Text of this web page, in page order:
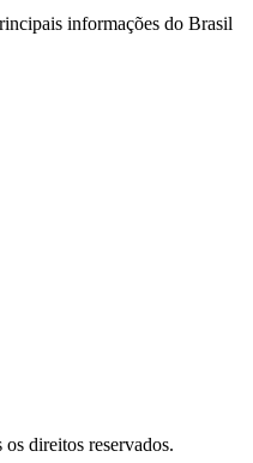
informações do Brasil
direitos reservados.